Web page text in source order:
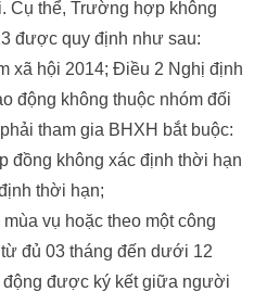
Cụ thể, Trường hợp không
được quy định như sau:
xã hội 2014; Điều 2 Nghị định
động không thuộc nhóm đối
tham gia BHXH bắt buộc:
đồng không xác định thời hạn
thời hạn;
vụ hoặc theo một công
đủ 03 tháng đến dưới 12
được ký kết giữa người